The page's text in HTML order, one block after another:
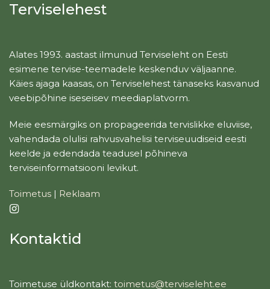
Terviselehest
Alates 1993. aastast ilmunud Terviseleht on Eesti
esimene tervise-teemadele keskenduv väljaanne.
Käies ajaga kaasas, on Terviselehest tänaseks kasvanud
veebipõhine iseseisev meediaplatvorm.
Meie eesmärgiks on propageerida tervislikke eluviise,
vahendada olulisi rahvusvahelisi terviseuudiseid eesti
keelde ja edendada teadusel põhineva
terviseinformatsiooni levikut.
Toimetus | Reklaam
Kontaktid
Toimetuse üldkontakt: toimetus@terviseleht.ee